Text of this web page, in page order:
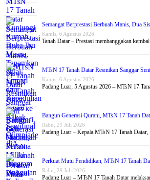
Semangat Berprestasi Berbuah Manis, Dua
Kamis, 6 Agustus 2026
Tanah Datar – Prestasi membanggakan
MTsN 17 Tanah Datar Resmikan Sanggar
Kamis, 6 Agustus 2026
Padang Luar, 5 Agustus 2026 – MTsN 17
Bangun Generasi Qurani, MTsN 17 Tanah
Rabu, 29 Juli 2026
Padang Luar – Kepala MTsN 17 Tanah Datar,
Perkuat Mutu Pendidikan, MTsN 17 Tanah
Rabu, 29 Juli 2026
Padang Luar – MTsN 17 Tanah Datar